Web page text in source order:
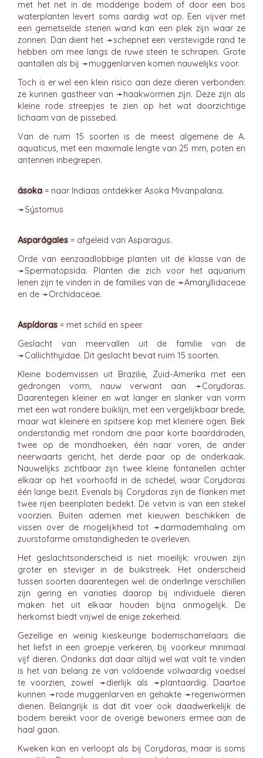
met het net in de modderige bodem of door een bos
waterplanten levert soms aardig wat op. Een vijver met
een gemetselde stenen wand kan een plek zijn waar ze
zonnen. Dan dient het ➛schepneteen verstevigde rand te
hebben om mee langs de ruwe steen te schrapen. Grote
aantallen als bij ➛muggenlarven komen nauwelijks voor.
Toch is er wel een klein risico aan deze dieren verbonden:
ze kunnen gastheer van ➛haakwormen zijn. Deze zijn als
kleine rode streepjes te zien op het wat doorzichtige
lichaam van de pissebed.
Van de ruim 15 soorten is de meest algemene de A.
aquaticus, met een maximale lengte van 25 mm, poten en
antennen inbegrepen.
ásoka = naar Indiaas ontdekker Asoka Mivanpalana.
➛Sýstomus
Asparágales = afgeleid van Asparagus.
Orde van eenzaadlobbige planten uit de klasse van de
➛Spermatopsida. Planten die zich voor het aquarium
lenen zijn te vinden in de families van de ➛Amaryllidaceae
en de ➛Orchidaceae.
Aspídoras = met schild en speer.
Geslacht van meervallen uit de familie van de
➛Callichthyidae. Dit geslacht bevat ruim 15 soorten.
Kleine bodemvissen uit Brazilië, Zuid-Amerika met een
gedrongen vorm, nauw verwant aan ➛Corydoras.
Daarentegen kleiner en wat langer en slanker van vorm
met een wat rondere buiklijn, met een vergelijkbaar brede,
maar wat kleinere en spitsere kop met kleinere ogen. Bek
onderstandig met rondom drie paar korte baarddraden,
twee op de mondhoeken, één naar voren, de ander
neerwaarts gericht, het derde paar op de onderkaak.
Nauwelijks zichtbaar zijn twee kleine fontanellen achter
elkaar op het voorhoofd in de schedel, waar Corydoras
één lange bezit. Evenals bij Corydoras zijn de flanken met
twee rijen beenplaten bedekt. De vetvin is van een stekel
voorzien. Buiten ademen met kieuwen beschikken de
vissen over de mogelijkheid tot ➛darmademhaling om
zuurstofarme omstandigheden te overleven.
Het geslachtsonderscheid is niet moeilijk: vrouwen zijn
groter en steviger in de buikstreek. Het onderscheid
tussen soorten daarentegen wel: de onderlinge verschillen
zijn gering en variaties daarop bij individuele dieren
maken het uit elkaar houden bijna onmogelijk. De
herkomst biedt vrijwel de enige zekerheid.
Gezellige en weinig kieskeurige bodemscharrelaars die
het liefst in een groepje verkeren, bij voorkeur minimaal
vijf dieren. Ondanks dat daar altijd wel wat valt te vinden
is het van belang ze van voldoende volwaardig voedsel
te voorzien, zowel ➛dierlijk als ➛plantaardig. Daartoe
kunnen ➛rode muggenlarven en gehakte ➛regenwormen
dienen. Belangrijk is dat dit voer ook daadwerkelijk de
bodem bereikt voor de overige bewoners ermee aan de
haal gaan.
Kweken kan en verloopt als bij Corydoras, maar is soms